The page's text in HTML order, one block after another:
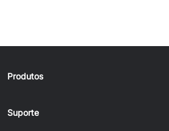
Produtos
Suporte